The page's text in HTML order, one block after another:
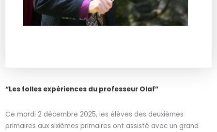
“Les folles expériences du professeur Olaf”
Ce mardi 2 décembre 2025, les élèves des deuxièmes
primaires aux sixièmes primaires ont assisté avec un grand